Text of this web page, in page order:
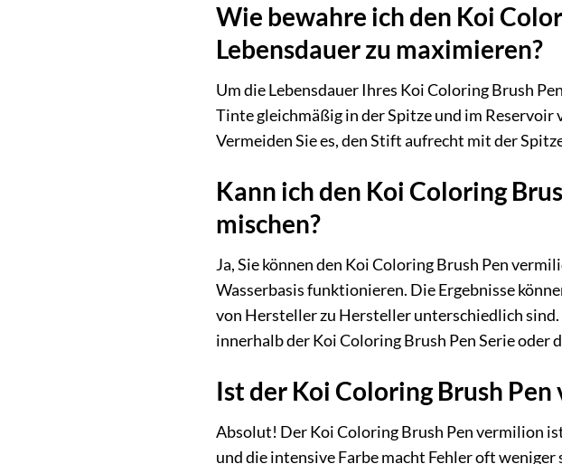
Wie bewahre ich den Koi
Lebensdauer zu maximieren?
Um die Lebensdauer Ihres Koi Coloring Brush
Tinte gleichmäßig in der Spitze und im
Vermeiden Sie es, den Stift aufrecht mit der
Kann ich den Koi Coloring
mischen?
Ja, Sie können den Koi Coloring Brush Pen
Wasserbasis funktionieren. Die Ergebnisse
von Hersteller zu Hersteller unterschiedlich
innerhalb der Koi Coloring Brush Pen Serie
Ist der Koi Coloring Brush
Absolut! Der Koi Coloring Brush Pen vermilion
und die intensive Farbe macht Fehler oft